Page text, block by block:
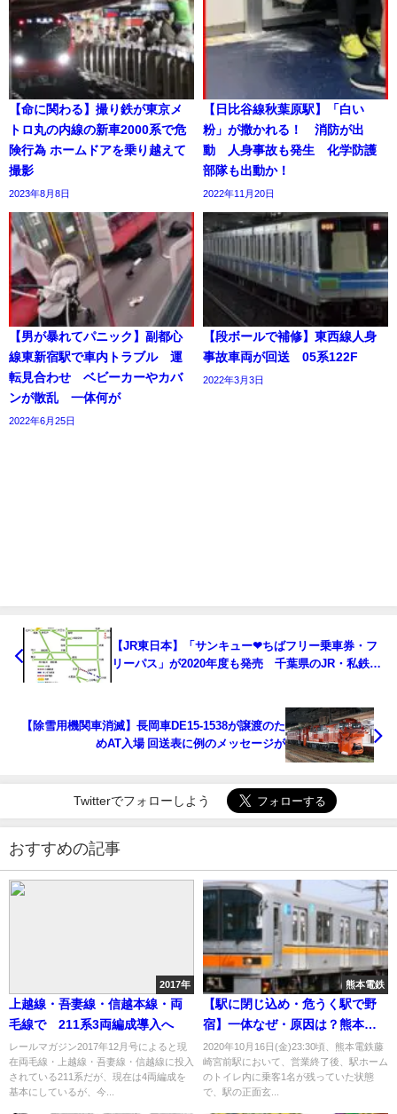
【命に関わる】撮り鉄が東京メ
トロ丸の内線の新車2000系で危
険行為 ホームドアを乗り越えて
撮影
2023年8月8日
【日比谷線秋葉原駅】「白い
粉」が撒かれる！ 消防が出
動 人身事故も発生 化学防護
部隊も出動か！
2022年11月20日
【男が暴れてパニック】副都心
線東新宿駅で車内トラブル 運
転見合わせ ベビーカーやカバ
ンが散乱 一体何が
2022年6月25日
【段ボールで補修】東西線人身
事故車両が回送 05系122F
2022年3月3日
【JR東日本】「サンキュー❤ちばフリー乗車券・フ
リーパス」が2020年度も発売 千葉県のJR・私鉄・
【除雪用機関車消滅】長岡車DE15-1538が譲渡のた
めAT入場 回送表に例のメッセージが
Twitterでフォローしよう
おすすめの記事
2017年
上越線・吾妻線・信越本線・両
毛線で 211系3両編成導入へ
レールマガジン2017年12月号によると現
在両毛線・上越線・吾妻線・信越線に投入
されている211系だが、現在は4両編成を
基本にしているが、今...
熊本電鉄
【駅に閉じ込め・危うく駅で野
宿】一体なぜ・原因は？熊本電
鉄が謝罪・再発防止に取り組む
と発表
2020年10月16日(金)23:30頃、熊本電鉄藤
崎宮前駅において、営業終了後、駅ホーム
のトイレ内に乗客1名が残っていた状態
で、駅の正面玄...